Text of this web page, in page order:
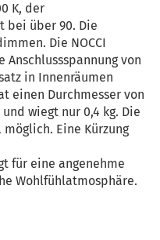
K, der
bei über 90. Die
Die NOCCI
von
in Innenräumen
einen Durchmesser von
wiegt nur 0,4 kg. Die
Eine Kürzung
für eine angenehme
Wohlfühlatmosphäre.